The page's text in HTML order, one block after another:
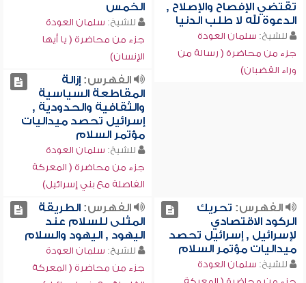
تقتضي الإفصاح والإصلاح ,
الدعوة لله لا طلب الدنيا
للشيخ: سلمان العودة
جزء من محاضرة ( رسالة من
وراء القضبان)
الخمس
للشيخ: سلمان العودة
جزء من محاضرة ( يا أيها
الإنسان)
الفهرس:إزالة
المقاطعة السياسية
والثقافية والحدودية ,
إسرائيل تحصد ميداليات
مؤتمر السلام
للشيخ: سلمان العودة
جزء من محاضرة ( المعركة
الفاصلة مع بني إسرائيل)
الفهرس: تحريك
الركود الاقتصادي
لإسرائيل , إسرائيل تحصد
ميداليات مؤتمر السلام
للشيخ: سلمان العودة
الفهرس:الطريقة
المثلى للسلام عند
اليهود , اليهود والسلام
للشيخ: سلمان العودة
جزء من محاضرة ( المعركة